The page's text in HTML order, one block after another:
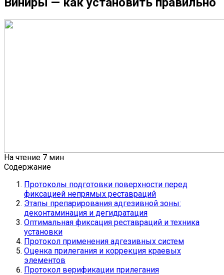
На чтение 7 мин
Содержание
Протоколы подготовки поверхности перед
фиксацией непрямых реставраций
Этапы препарирования адгезивной зоны:
деконтаминация и дегидратация
Оптимальная фиксация реставраций и техника
установки
Протокол применения адгезивных систем
Оценка прилегания и коррекция краевых
элементов
Протокол верификации прилегания